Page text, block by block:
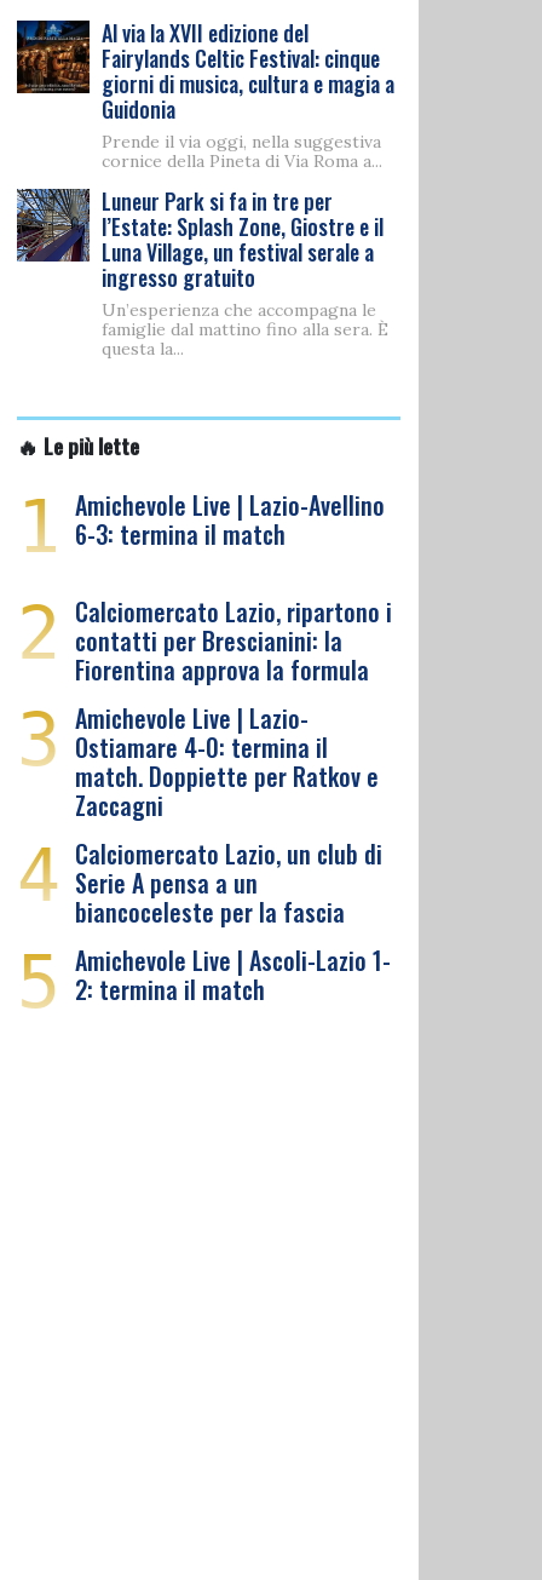
Al via la XVII edizione del
Fairylands Celtic Festival: cinque
giorni di musica, cultura e magia a
Guidonia
Prende il via oggi, nella suggestiva
cornice della Pineta di Via Roma a...
Luneur Park si fa in tre per
l’Estate: Splash Zone, Giostre e il
Luna Village, un festival serale a
ingresso gratuito
Un’esperienza che accompagna le
famiglie dal mattino fino alla sera. È
questa la...
🔥 Le più lette
1 Amichevole Live | Lazio-Avellino
6-3: termina il match
2 Calciomercato Lazio, ripartono i
contatti per Brescianini: la
Fiorentina approva la formula
3 Amichevole Live | Lazio-
Ostiamare 4-0: termina il
match. Doppiette per Ratkov e
Zaccagni
4 Calciomercato Lazio, un club di
Serie A pensa a un
biancoceleste per la fascia
5 Amichevole Live | Ascoli-Lazio 1-
2: termina il match